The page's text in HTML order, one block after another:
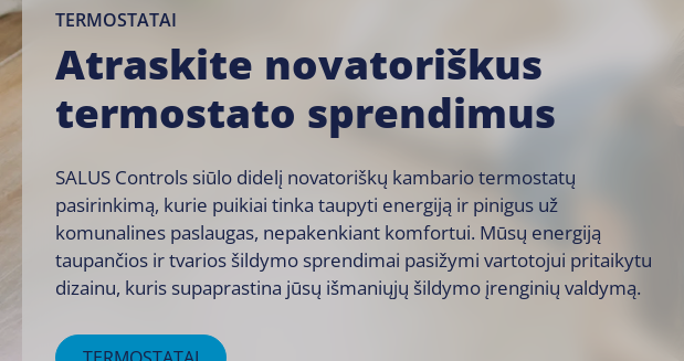
TERMOSTATAI
Atraskite novatoriškus
termostato sprendimus
SALUS Controls siūlo didelį novatoriškų kambario termostatų
pasirinkimą, kurie puikiai tinka taupyti energiją ir pinigus už
komunalines paslaugas, nepakenkiant komfortui. Mūsų energiją
taupančios ir tvarios šildymo sprendimai pasižymi vartotojui pritaikytu
dizainu, kuris supaprastina jūsų išmaniųjų šildymo įrenginių valdymą.